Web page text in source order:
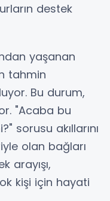
destek
yaşanan
tahmin
Bu durum,
"Acaba bu
sorusu akıllarını
olan bağları
arayışı,
kişi için hayati